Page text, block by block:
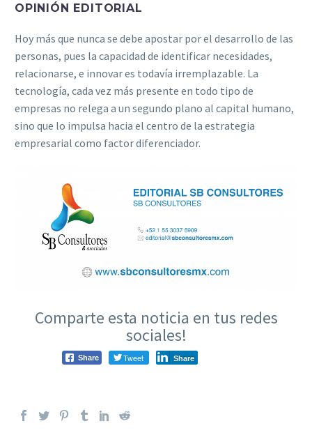
OPINIÓN EDITORIAL
Hoy más que nunca se debe apostar por el desarrollo de las
personas, pues la capacidad de identificar necesidades,
relacionarse, e innovar es todavía irremplazable. La
tecnología, cada vez más presente en todo tipo de
empresas no relega a un segundo plano al capital humano,
sino que lo impulsa hacia el centro de la estrategia
empresarial como factor diferenciador.
Comparte esta noticia en tus redes
sociales!
Share Tweet Share